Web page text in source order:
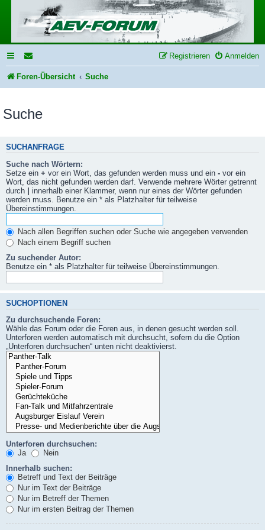
Anmelden
Registrieren
Foren-Übersicht Suche
Suche
SUCHANFRAGE
Suche nach Wörtern:
Setze ein + vor ein Wort, das gefunden werden muss und ein - vor ein
Wort, das nicht gefunden werden darf. Verwende mehrere Wörter getrennt
durch | innerhalb einer Klammer, wenn nur eines der Wörter gefunden
werden muss. Benutze ein * als Platzhalter für teilweise
Übereinstimmungen.
Nach allen Begriffen suchen oder Suche wie angegeben verwenden
Nach einem Begriff suchen
Zu suchender Autor:
Benutze ein * als Platzhalter für teilweise Übereinstimmungen.
SUCHOPTIONEN
Zu durchsuchende Foren:
Wähle das Forum oder die Foren aus, in denen gesucht werden soll.
Unterforen werden automatisch mit durchsucht, sofern du die Option
„Unterforen durchsuchen“ unten nicht deaktivierst.
Unterforen durchsuchen:
Ja
Nein
Innerhalb suchen:
Betreff und Text der Beiträge
Nur im Text der Beiträge
Nur im Betreff der Themen
Nur im ersten Beitrag der Themen